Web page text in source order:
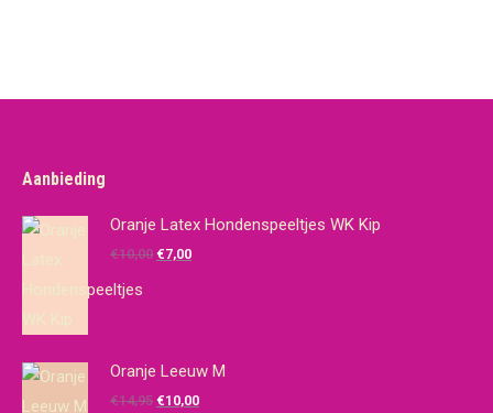
Aanbieding
Oranje Latex Hondenspeeltjes WK Kip
€10,00 Oorspronkelijke
€7,00Huidige
Oranje Leeuw M
€14,95 Oorspronkelijke
€10,00Huidige